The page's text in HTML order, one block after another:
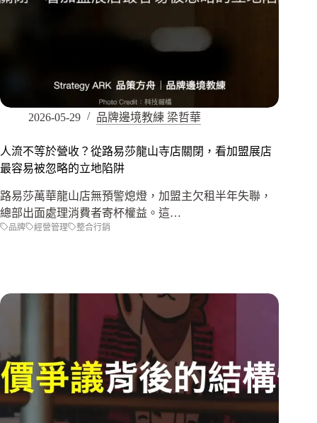
2026-05-29 品牌邊境教練 梁哲華
人流不等於營收？從路易莎龍山寺店關閉，看加盟展店
最容易被忽略的立地陷阱
路易莎萬華龍山店無預警熄燈，加盟主欠租半年失聯，
總部出面處理消費者寄杯權益。這…
品牌 經營管理 整合行銷